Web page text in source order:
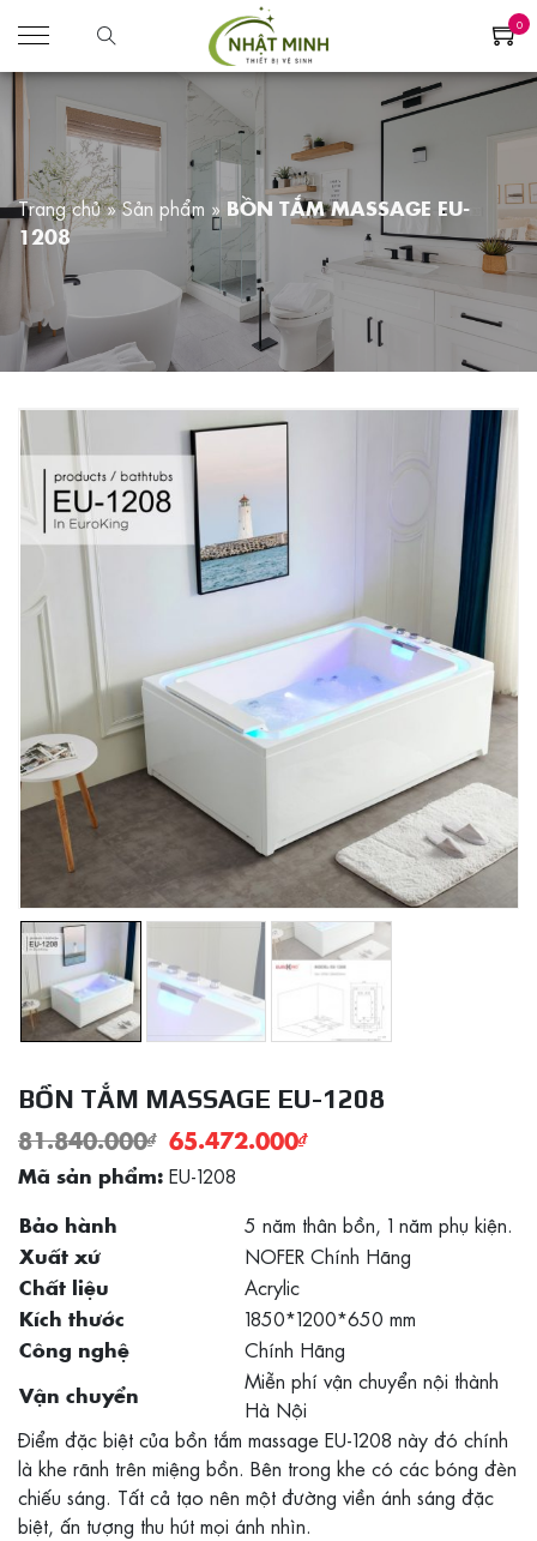
0
Trang chủ»Sản phẩm » BỒN TẮM MASSAGE EU-
1208
BỒN TẮM MASSAGE EU-1208
81.840.000₫ 65.472.000₫
Mã sản phẩm: EU-1208
Bảo hành 5 năm thân bồn, 1 năm phụ kiện.
Xuất xứ NOFER Chính Hãng
Chất liệu Acrylic
Kích thước 1850*1200*650 mm
Công nghệ Chính Hãng
Vận chuyển
Miễn phí vận chuyển nội thành
Hà Nội
Điểm đặc biệt của bồn tắm massage EU-1208 này đó chính
là khe rãnh trên miệng bồn. Bên trong khe có các bóng đèn
chiếu sáng. Tất cả tạo nên một đường viền ánh sáng đặc
biệt, ấn tượng thu hút mọi ánh nhìn.